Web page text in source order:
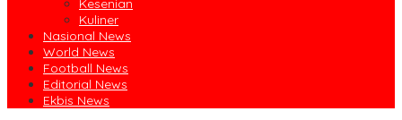
Kesenian
Kuliner
Nasional News
World News
Football News
Editorial News
Ekbis News